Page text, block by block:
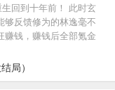
回到十年前！ 此时玄
够反馈修为的林逸毫不
赚钱，赚钱后全部氪金
游戏，根本没有百分百
这些钱买这个游戏都
局）